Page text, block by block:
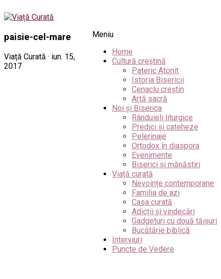
Meniu
Home
Cultură creștină
Pateric Atonit
Istoria Bisericii
Cenaclu creștin
Artă sacră
Noi și Biserica
Rânduieli liturgice
Predici și cateheze
Pelerinaje
Ortodox în diaspora
Evenimente
Biserici și mănăstiri
Viață curată
Nevoințe contemporane
Familia de azi
Casa curată
Adicții și vindecări
Gadgeturi cu două tăișuri
Bucătărie biblică
Interviuri
Puncte de Vedere
paisie-cel-mare
Viață Curată · iun. 15,
2017